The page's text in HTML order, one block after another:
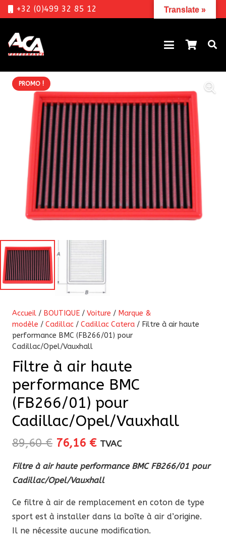
+32 (0)499 32 85 12
PROMO !
Accueil / BOUTIQUE / Voiture / Marque &
modèle / Cadillac / Cadillac Catera / Filtre à air haute
performance BMC (FB266/01) pour
Cadillac/Opel/Vauxhall
Filtre à air haute
performance BMC
(FB266/01) pour
Cadillac/Opel/Vauxhall
89,60€ Le
initial
était :
89,60 €.
76,16 €Le
actuel
est :
76,16 €.
TVAC
Filtre à air haute performance BMC FB266/01 pour
Cadillac/Opel/Vauxhall
Ce filtre à air de remplacement en coton de type
sport est à installer dans la boîte à air d’origine.
Il ne nécessite aucune modification.
Translate »